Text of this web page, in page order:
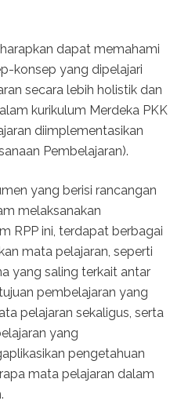
dapat memahami
konsep yang dipelajari
secara lebih holistik dan
kurikulum Merdeka PKK
diimplementasikan
Pembelajaran).
yang berisi rancangan
melaksanakan
RPP ini, terdapat berbagai
mata pelajaran, seperti
yang saling terkait antar
pembelajaran yang
pelajaran sekaligus, serta
yang
pengetahuan
mata pelajaran dalam